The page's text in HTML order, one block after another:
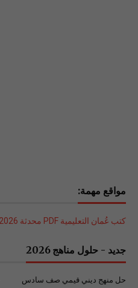
مواقع مهمة:
كتب عُمان التعليمية PDF محدثة 2026
جديد - حلول مناهج 2026
حل منهج ديني قيمي صف سادس